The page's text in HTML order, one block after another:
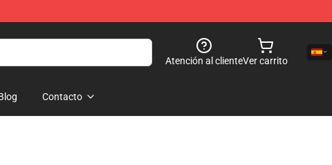
Atención al clienteVer carrito
Contacto